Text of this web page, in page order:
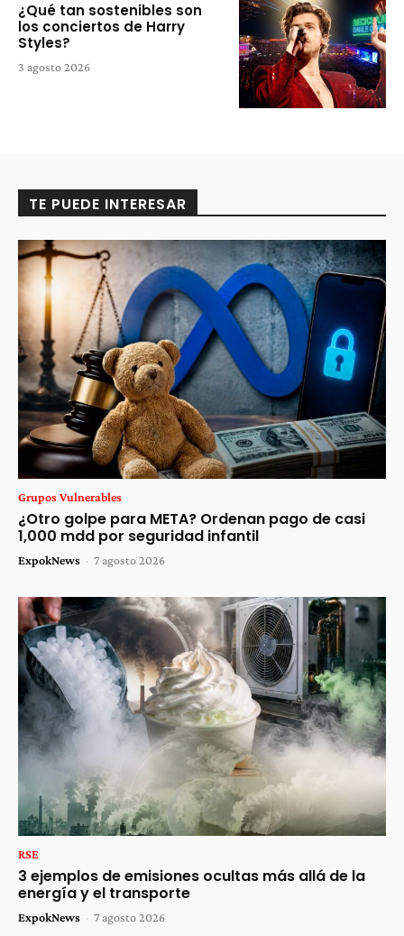
¿Qué tan sostenibles son
los conciertos de Harry
Styles?
3 agosto 2026
TE PUEDE INTERESAR
Grupos Vulnerables
¿Otro golpe para META? Ordenan pago de casi
1,000 mdd por seguridad infantil
ExpokNews - 7 agosto 2026
RSE
3 ejemplos de emisiones ocultas más allá de la
energía y el transporte
ExpokNews - 7 agosto 2026